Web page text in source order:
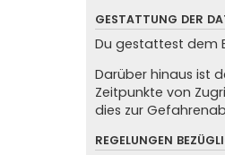
GESTATTUNG DER
Du gestattest dem
Darüber hinaus ist
Zeitpunkte von
dies zur
REGELUNGEN